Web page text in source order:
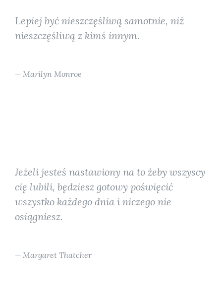
Lepiej być nieszczęśliwą samotnie, niż
nieszczęśliwą z kimś innym.
Marilyn Monroe
Jeżeli jesteś nastawiony na to żeby wszyscy
cię lubili, będziesz gotowy poświęcić
wszystko każdego dnia i niczego nie
osiągniesz.
Margaret Thatcher